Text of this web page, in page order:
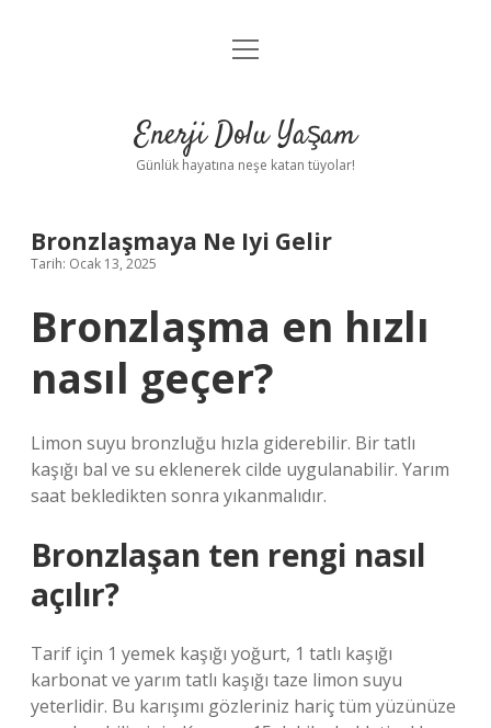
Anasayfa
Yasal Uyarı
menüyü
Enerji Dolu Yaşam
Günlük hayatına neşe katan tüyolar!
Bronzlaşmaya Ne Iyi Gelir
Tarih: Ocak 13, 2025
Bronzlaşma en hızlı
nasıl geçer?
Limon suyu bronzluğu hızla giderebilir. Bir tatlı
kaşığı bal ve su eklenerek cilde uygulanabilir. Yarım
saat bekledikten sonra yıkanmalıdır.
Bronzlaşan ten rengi nasıl
açılır?
Tarif için 1 yemek kaşığı yoğurt, 1 tatlı kaşığı
karbonat ve yarım tatlı kaşığı taze limon suyu
yeterlidir. Bu karışımı gözleriniz hariç tüm yüzünüze